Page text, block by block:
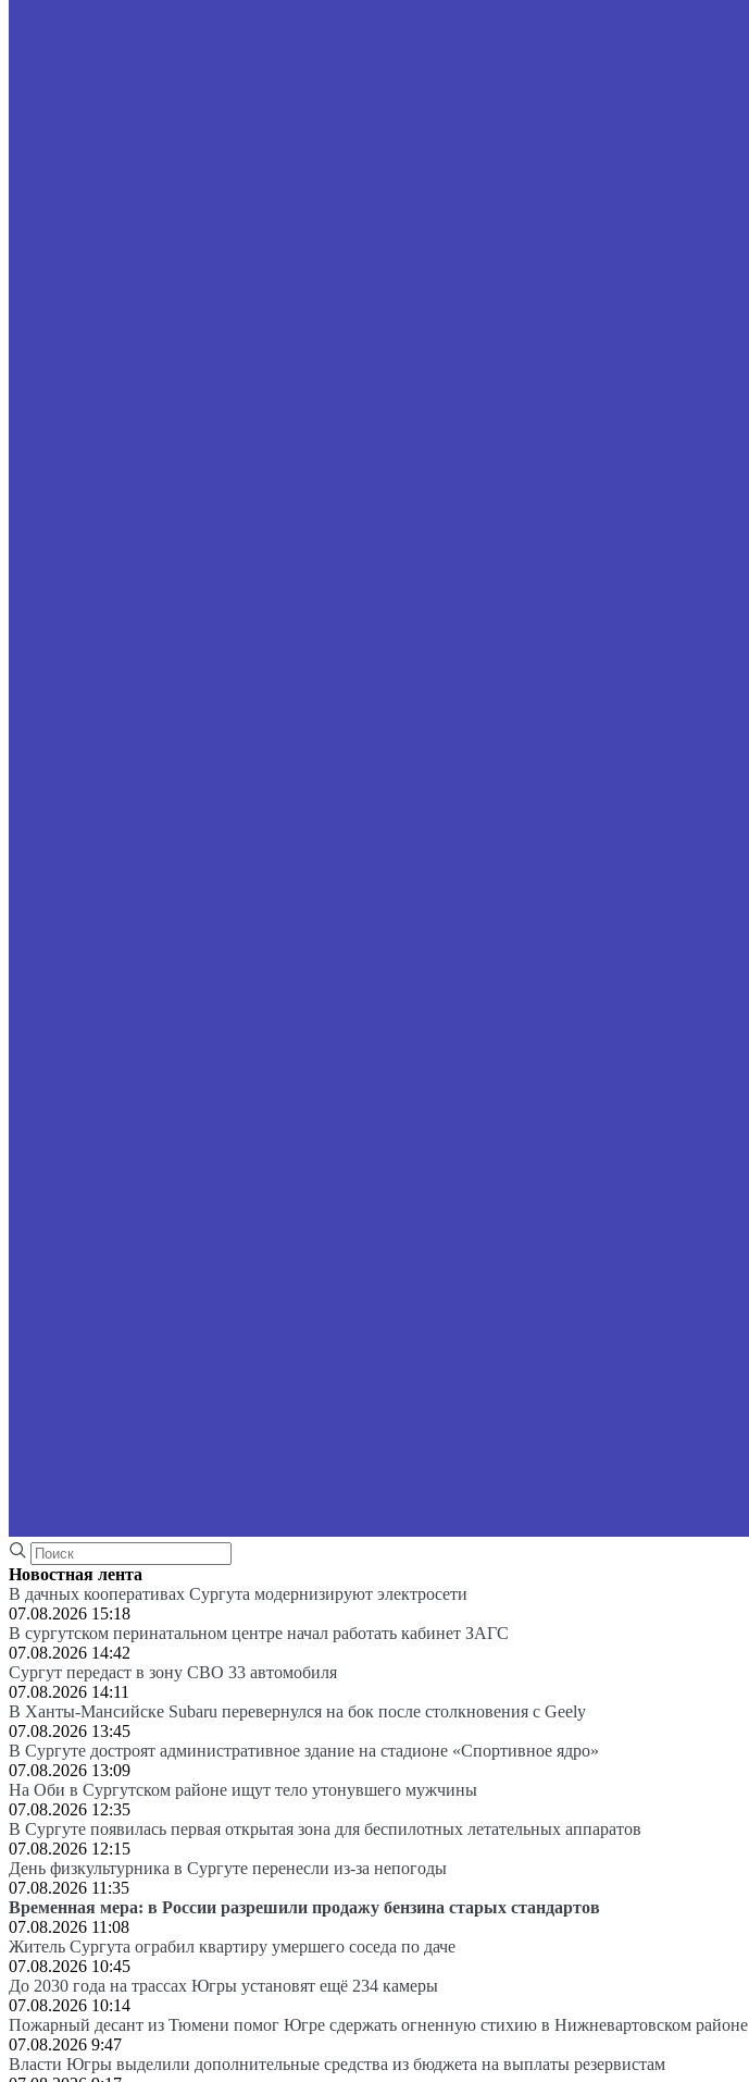
Новостная лента
В дачных кооперативах Сургута модернизируют электросети
07.08.2026 15:18
В сургутском перинатальном центре начал работать кабинет ЗАГС
07.08.2026 14:42
Сургут передаст в зону СВО 33 автомобиля
07.08.2026 14:11
В Ханты-Мансийске Subaru перевернулся на бок после столкновения с Geely
07.08.2026 13:45
В Сургуте достроят административное здание на стадионе «Спортивное ядро»
07.08.2026 13:09
На Оби в Сургутском районе ищут тело утонувшего мужчины
07.08.2026 12:35
В Сургуте появилась первая открытая зона для беспилотных летательных аппаратов
07.08.2026 12:15
День физкультурника в Сургуте перенесли из-за непогоды
07.08.2026 11:35
Временная мера: в России разрешили продажу бензина старых стандартов
07.08.2026 11:08
Житель Сургута ограбил квартиру умершего соседа по даче
07.08.2026 10:45
До 2030 года на трассах Югры установят ещё 234 камеры
07.08.2026 10:14
Пожарный десант из Тюмени помог Югре сдержать огненную стихию в Нижневартовском районе
07.08.2026 9:47
Власти Югры выделили дополнительные средства из бюджета на выплаты резервистам